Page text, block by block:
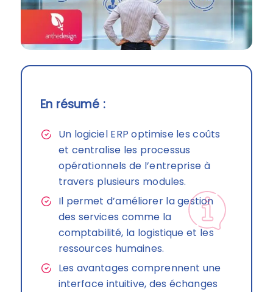
En résumé :
Un logiciel ERP optimise les coûts
et centralise les processus
opérationnels de l’entreprise à
travers plusieurs modules.
Il permet d’améliorer la gestion
des services comme la
comptabilité, la logistique et les
ressources humaines.
Les avantages comprennent une
interface intuitive, des échanges